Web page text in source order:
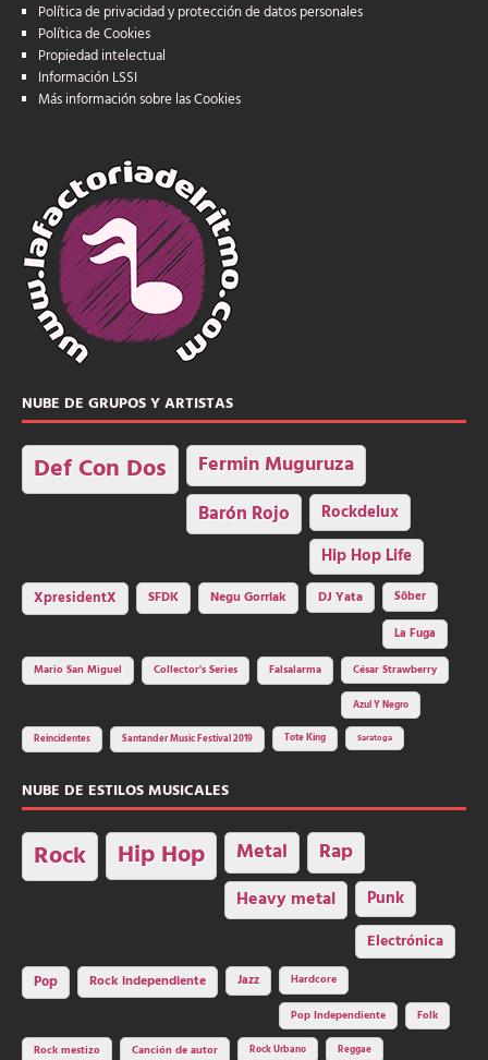
Política de privacidad y protección de datos personales
Política de Cookies
Propiedad intelectual
Información LSSI
Más información sobre las Cookies
NUBE DE GRUPOS Y ARTISTAS
Def Con Dos Fermin Muguruza
Barón Rojo Rockdelux
Hip Hop Life
XpresidentX SFDK Negu Gorriak DJ Yata
Sôber
La Fuga
Mario San Miguel
Collector's Series Falsalarma César Strawberry
Azul Y Negro
Reincidentes Santander Music Festival 2019 Tote King Saratoga
NUBE DE ESTILOS MUSICALES
Rock Hip Hop Metal Rap
Heavy metal Punk
Electrónica
Pop Rock independiente Jazz Hardcore
Pop Independiente Folk
Rock mestizo Canción de autor Rock Urbano Reggae